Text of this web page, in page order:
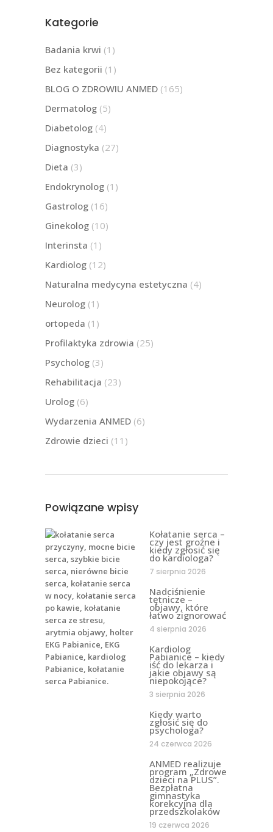
Kategorie
Badania krwi (1)
Bez kategorii (1)
BLOG O ZDROWIU ANMED (165)
Dermatolog (5)
Diabetolog (4)
Diagnostyka (27)
Dieta (3)
Endokrynolog (1)
Gastrolog (16)
Ginekolog (10)
Interinsta (1)
Kardiolog (12)
Naturalna medycyna estetyczna (4)
Neurolog (1)
ortopeda (1)
Profilaktyka zdrowia (25)
Psycholog (3)
Rehabilitacja (23)
Urolog (6)
Wydarzenia ANMED (6)
Zdrowie dzieci (11)
Powiązane wpisy
Kołatanie serca –
czy jest groźne i
kiedy zgłosić się
do kardiologa?
7 sierpnia 2026
Nadciśnienie
tętnicze –
objawy, które
łatwo zignorować
4 sierpnia 2026
Kardiolog
Pabianice – kiedy
iść do lekarza i
jakie objawy są
niepokojące?
3 sierpnia 2026
Kiedy warto
zgłosić się do
psychologa?
24 czerwca 2026
ANMED realizuje
program „Zdrowe
dzieci na PLUS”.
Bezpłatna
gimnastyka
korekcyjna dla
przedszkolaków
19 czerwca 2026